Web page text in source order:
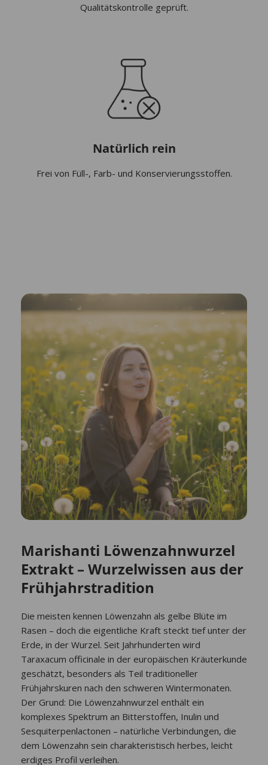
Qualitätskontrolle geprüft.
Natürlich rein
Frei von Füll-, Farb- und Konservierungsstoffen.
Marishanti Löwenzahnwurzel
Extrakt – Wurzelwissen aus der
Frühjahrstradition
Die meisten kennen Löwenzahn als gelbe Blüte im
Rasen – doch die eigentliche Kraft steckt tief unter der
Erde, in der Wurzel. Seit Jahrhunderten wird
Taraxacum officinale in der europäischen Kräuterkunde
geschätzt, besonders als Teil traditioneller
Frühjahrskuren nach den schweren Wintermonaten.
Der Grund: Die Löwenzahnwurzel enthält ein
komplexes Spektrum an Bitterstoffen, Inulin und
Sesquiterpenlactonen – natürliche Verbindungen, die
dem Löwenzahn sein charakteristisch herbes, leicht
erdiges Profil verleihen.